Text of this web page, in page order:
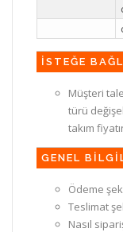
İSTEĞE
Müşteri
türü
takım
GENEL
Ödeme
Teslimat
Nasıl